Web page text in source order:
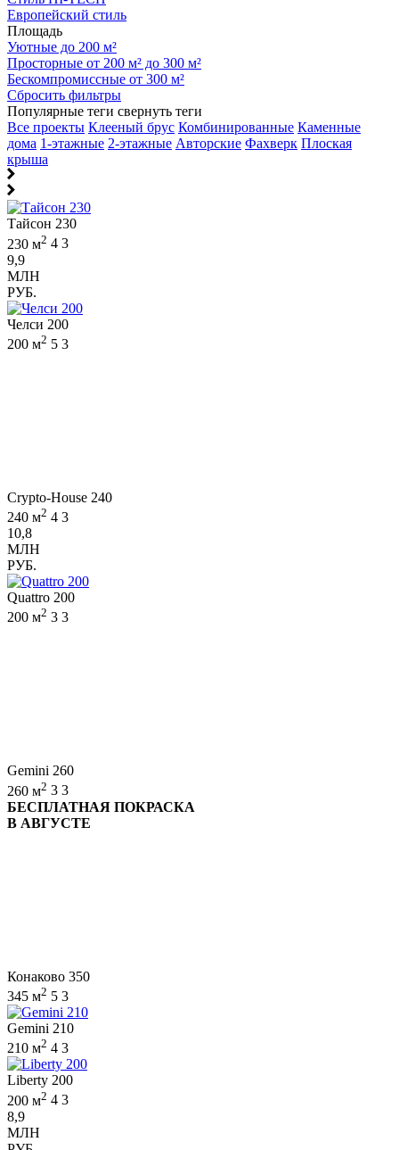
Европейский стиль
Площадь
Уютные до 200 м²
Просторные от 200 м² до 300 м²
Бескомпромиссные от 300 м²
Сбросить фильтры
Популярные теги свернуть теги
Все проекты Клееный брус Комбинированные Каменные
дома 1-этажные 2-этажные Авторские Фахверк Плоская
крыша
Тайсон 230
230 м2 4 3
9,9
МЛН
РУБ.
Челси 200
200 м2 5 3
Crypto-House 240
240 м2 4 3
10,8
МЛН
РУБ.
Quattro 200
200 м2 3 3
Gemini 260
260 м2 3 3
БЕСПЛАТНАЯ ПОКРАСКА
В АВГУСТЕ
Конаково 350
345 м2 5 3
Gemini 210
210 м2 4 3
Liberty 200
200 м2 4 3
8,9
МЛН